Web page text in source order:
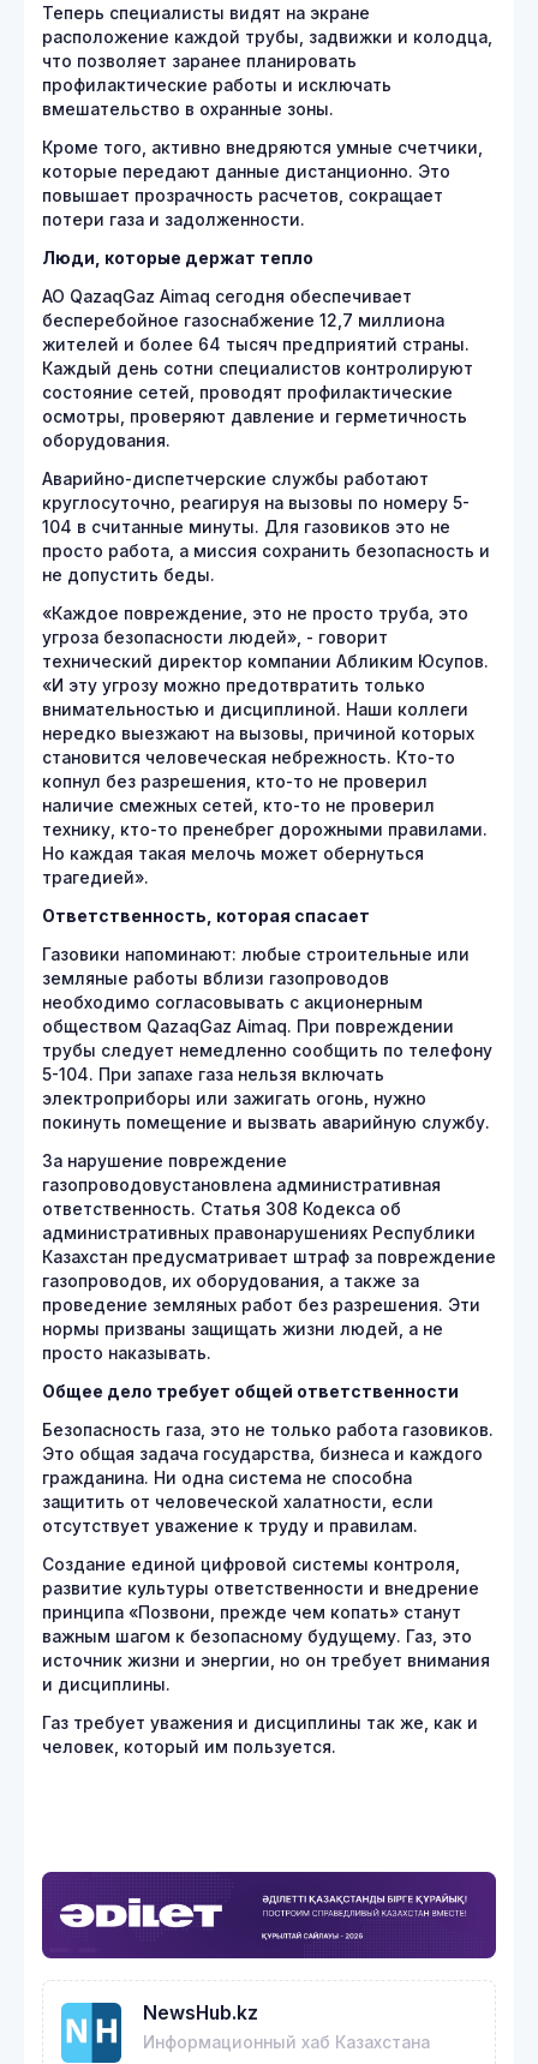
Теперь специалисты видят на экране
расположение каждой трубы, задвижки и колодца,
что позволяет заранее планировать
профилактические работы и исключать
вмешательство в охранные зоны.
Кроме того, активно внедряются умные счетчики,
которые передают данные дистанционно. Это
повышает прозрачность расчетов, сокращает
потери газа и задолженности.
Люди, которые держат тепло
АО QazaqGaz Aimaq сегодня обеспечивает
бесперебойное газоснабжение 12,7 миллиона
жителей и более 64 тысяч предприятий страны.
Каждый день сотни специалистов контролируют
состояние сетей, проводят профилактические
осмотры, проверяют давление и герметичность
оборудования.
Аварийно-диспетчерские службы работают
круглосуточно, реагируя на вызовы по номеру 5-
104 в считанные минуты. Для газовиков это не
просто работа, а миссия сохранить безопасность и
не допустить беды.
«Каждое повреждение, это не просто труба, это
угроза безопасности людей», - говорит
технический директор компании Абликим Юсупов.
«И эту угрозу можно предотвратить только
внимательностью и дисциплиной. Наши коллеги
нередко выезжают на вызовы, причиной которых
становится человеческая небрежность. Кто-то
копнул без разрешения, кто-то не проверил
наличие смежных сетей, кто-то не проверил
технику, кто-то пренебрег дорожными правилами.
Но каждая такая мелочь может обернуться
трагедией».
Ответственность, которая спасает
Газовики напоминают: любые строительные или
земляные работы вблизи газопроводов
необходимо согласовывать с акционерным
обществом QazaqGaz Aimaq. При повреждении
трубы следует немедленно сообщить по телефону
5-104. При запахе газа нельзя включать
электроприборы или зажигать огонь, нужно
покинуть помещение и вызвать аварийную службу.
За нарушение повреждение
газопроводовустановлена административная
ответственность. Статья 308 Кодекса об
административных правонарушениях Республики
Казахстан предусматривает штраф за повреждение
газопроводов, их оборудования, а также за
проведение земляных работ без разрешения. Эти
нормы призваны защищать жизни людей, а не
просто наказывать.
Общее дело требует общей ответственности
Безопасность газа, это не только работа газовиков.
Это общая задача государства, бизнеса и каждого
гражданина. Ни одна система не способна
защитить от человеческой халатности, если
отсутствует уважение к труду и правилам.
Создание единой цифровой системы контроля,
развитие культуры ответственности и внедрение
принципа «Позвони, прежде чем копать» станут
важным шагом к безопасному будущему. Газ, это
источник жизни и энергии, но он требует внимания
и дисциплины.
Газ требует уважения и дисциплины так же, как и
человек, который им пользуется.
NewsHub.kz
Информационный хаб Казахстана